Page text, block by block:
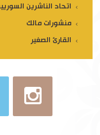
اتحاد الناشرين
منشورات مالك
القارئ الصغير